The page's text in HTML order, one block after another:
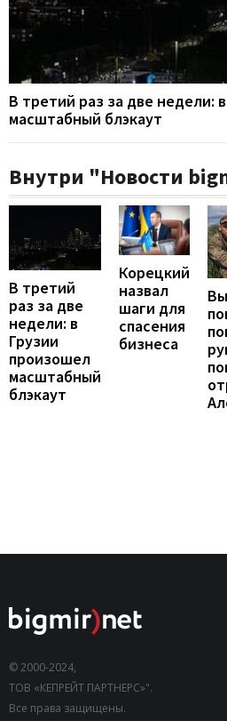
В третий раз за две недели:
масштабный блэкаут
Внутри "Новости
В третий
раз за две
недели: в
Грузии
произошел
масштабный
блэкаут
Корецкий
назвал
шаги для
спасения
бизнеса
© 2000-2024,
ТОВ «КЕПРЕЙТ ПАРТНЕРС»".
Все права защищены.